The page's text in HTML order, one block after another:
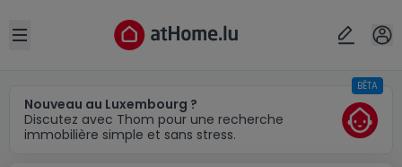
Open sidebar
Nouveau au Luxembourg ?
Discutez avec Thom pour une recherche
immobilière simple et sans stress.
BÊTA
Localité(s)
Annuler OK